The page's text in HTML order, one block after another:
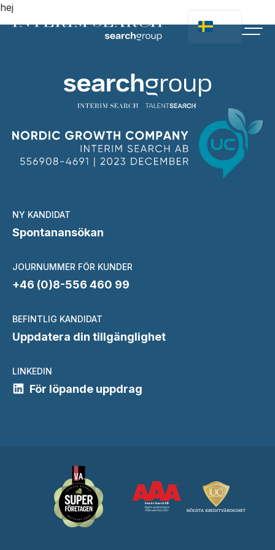
hej
NY KANDIDAT
Spontanansökan
JOURNUMMER FÖR KUNDER
+46 (0)8-556 460 99
BEFINTLIG KANDIDAT
Uppdatera din tillgänglighet
LINKEDIN
För löpande uppdrag